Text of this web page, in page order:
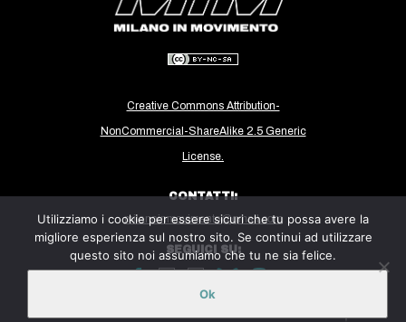
Creative Commons Attribution-
NonCommercial-ShareAlike 2.5 Generic
License.
CONTATTI:
milanoinmovimento@gmail.com
SEGUICI SU:
Utilizziamo i cookie per essere sicuri che tu possa avere la
migliore esperienza sul nostro sito. Se continui ad utilizzare
questo sito noi assumiamo che tu ne sia felice.
Ok